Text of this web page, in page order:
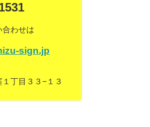
合わせは
sign.jp
丁目３３−１３